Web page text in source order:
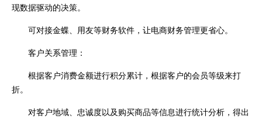
现数据驱动的决策。
可对接金蝶、用友等财务软件，让电商财务管理更省心。
客户关系管理：
根据客户消费金额进行积分累计，根据客户的会员等级来打
折。
对客户地域、忠诚度以及购买商品等信息进行统计分析，得出